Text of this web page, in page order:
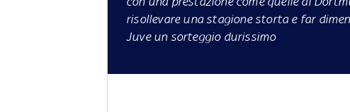
risollevare una stagione storta e far
Juve un sorteggio durissimo